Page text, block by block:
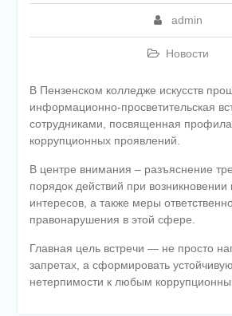
admin
Новости
В Пензенском колледже искусств
информационно-просветительская
сотрудниками, посвященная
коррупционных проявлений.
В центре внимания – разъяснение
порядок действий при возникновении
интересов, а также меры
правонарушения в этой сфере.
Главная цель встречи — не просто
запретах, а сформировать
нетерпимости к любым